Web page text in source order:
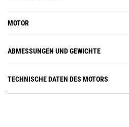
MOTOR
ABMESSUNGEN UND GEWICHTE
TECHNISCHE DATEN DES MOTORS